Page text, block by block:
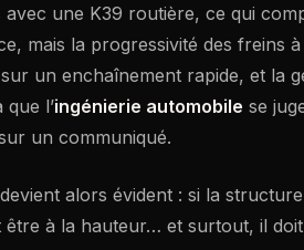
avec une K39 routière, ce qui
mais la progressivité des freins
sur un enchaînement rapide, et la
que l’ingénierie automobile se
un communiqué.
alors évident : si la structure
à la hauteur… et surtout, il